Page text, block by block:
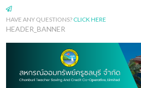
HAVE ANY QUESTIONS? CLICK HERE
HEADER_BANNER